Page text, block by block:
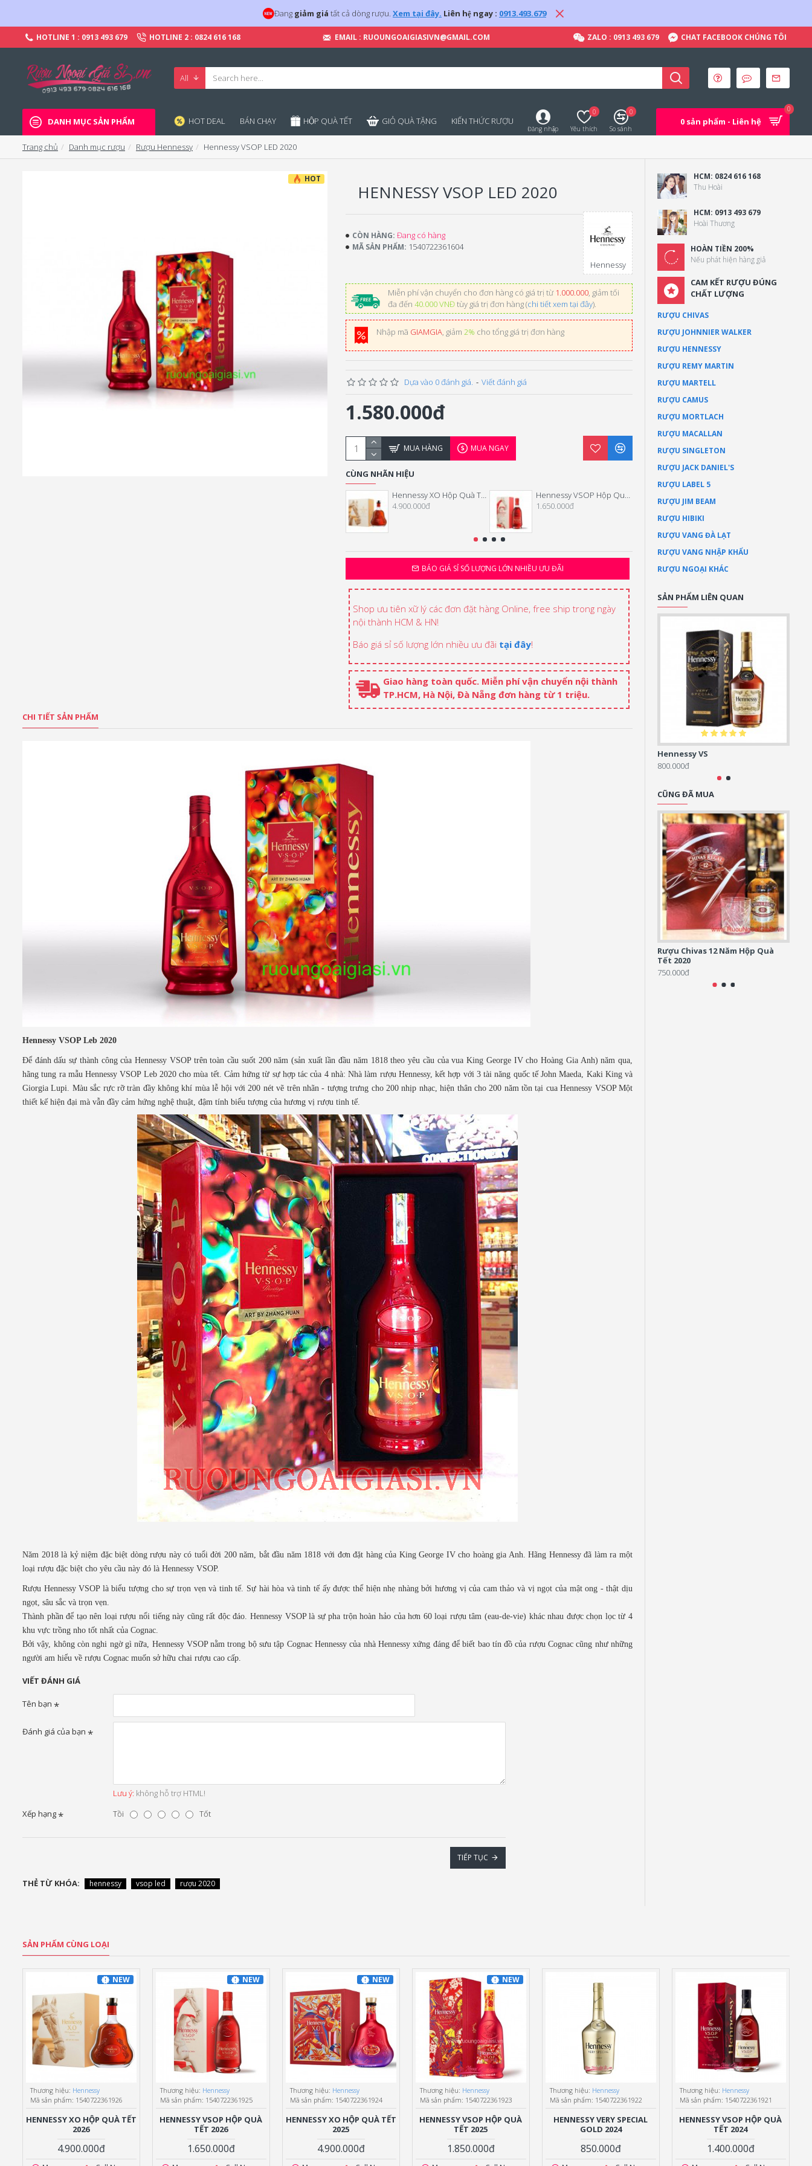
Đang giảm giá tất cả dòng rượu. Xem tại đây. Liên hệ ngay : 0913.493.679
HOTLINE 1 : 0913 493 679 HOTLINE 2 : 0824 616 168 EMAIL : RUOUNGOAIGIASIVN@GMAIL.COM ZALO : 0913 493 679 CHAT FACEBOOK CHÚNG TÔI
All
DANH MỤC SẢN PHẨM HOT DEAL BÁN CHẠY HỘP QUÀ TẾT GIỎ QUÀ TẶNG KIẾN THỨC RƯỢU
Đăng nhập Yêu thích
0
So sánh
0
0 sản phẩm - Liên hệ
0
Trang chủ Danh mục rượu Rượu Hennessy Hennessy VSOP LED 2020
HOT
HENNESSY VSOP LED 2020
Miễn phí vận chuyển cho đơn hàng có giá trị từ 1.000.000, giảm tối
đa đến 40.000 VNĐtùy giá trị đơn hàng (chi tiết xem tại đây).
Nhập mã GIAMGIA, giảm 2% cho tổng giá trị đơn hàng
CÒN HÀNG: Đang có hàng
MÃ SẢN PHẨM: 1540722361604
Hennessy
Dựa vào 0 đánh giá. - Viết đánh giá
1.580.000đ
MUA HÀNG MUA NGAY
BÁO GIÁ SỈ SỐ LƯỢNG LỚN NHIỀU ƯU ĐÃI
CÙNG NHÃN HIỆU
Hennessy XO Hộp Quà Tết 2026
4.900.000đ
Hennessy VSOP Hộp Quà Tết 2026
1.650.000đ
4.900.000đ
Shop ưu tiên xữ lý các đơn đặt hàng Online, free ship trong ngày
nội thành HCM & HN!
Báo giá sỉ số lượng lớn nhiều ưu đãi tại đây!
Giao hàng toàn quốc. Miễn phí vận chuyển nội thành
TP.HCM, Hà Nội, Đà Nẵng đơn hàng từ 1 triệu.
CHI TIẾT SẢN PHẨM
Hennessy VSOP Leb 2020
Để đánh dấu sự thành công của Hennessy VSOP trên toàn cầu suốt 200 năm (sản xuất lần đầu năm 1818 theo yêu cầu của vua King George IV cho Hoàng Gia Anh) năm qua,
hãng tung ra mẫu Hennessy VSOP Leb 2020 cho mùa tết. Cảm hứng từ sự hợp tác của 4 nhà: Nhà làm rượu Hennessy, kết hợp với 3 tài năng quốc tế John Maeda, Kaki King và
Giorgia Lupi. Màu sắc rực rỡ tràn đầy không khí mùa lễ hội với 200 nét vẽ trên nhãn - tượng trưng cho 200 nhịp nhạc, hiện thân cho 200 năm tồn tại cua Hennessy VSOP Một
thiết kế hiện đại mà vẫn đầy cảm hứng nghệ thuật, đậm tính biểu tượng của hương vị rượu tinh tế.
Năm 2018 là kỷ niệm đặc biệt dòng rượu này có tuổi đời 200 năm, bắt đầu năm 1818 với đơn đặt hàng của King George IV cho hoàng gia Anh. Hãng Hennessy đã làm ra một
loại rượu đặc biệt cho yêu cầu này đó là Hennessy VSOP.
Rượu Hennessy VSOP là biểu tượng cho sự trọn vẹn và tinh tế. Sự hài hòa và tinh tế ấy được thể hiện nhẹ nhàng bởi hương vị của cam thảo và vị ngọt của mật ong - thật dịu
ngọt, sâu sắc và trọn vẹn.
Thành phần để tạo nên loại rượu nổi tiếng này cũng rất độc đáo. Hennessy VSOP là sự pha trộn hoàn hảo của hơn 60 loại rượu tâm (eau-de-vie) khác nhau được chọn lọc từ 4
khu vực trồng nho tốt nhất của Cognac.
Bởi vậy, không còn nghi ngờ gì nữa, Hennessy VSOP nằm trong bộ sưu tập Cognac Hennessy của nhà Hennessy xứng đáng để biết bao tín đồ của rượu Cognac cũng như những
người am hiểu về rượu Cognac muốn sở hữu chai rượu cao cấp.
VIẾT ĐÁNH GIÁ
Tên bạn
Đánh giá của bạn
Lưu ý: không hỗ trợ HTML!
Xếp hạng
Tồi Tốt
TIẾP TỤC
THẺ TỪ KHÓA: hennessy vsop led rượu 2020
HCM: 0824 616 168
Thu Hoài
HCM: 0913 493 679
Hoài Thương
HOÀN TIỀN 200%
Nếu phát hiện hàng giả
CAM KẾT RƯỢU ĐÚNG
CHẤT LƯỢNG
RƯỢU CHIVAS
RƯỢU JOHNNIER WALKER
RƯỢU HENNESSY
RƯỢU REMY MARTIN
RƯỢU MARTELL
RƯỢU CAMUS
RƯỢU MORTLACH
RƯỢU MACALLAN
RƯỢU SINGLETON
RƯỢU JACK DANIEL'S
RƯỢU LABEL 5
RƯỢU JIM BEAM
RƯỢU HIBIKI
RƯỢU VANG ĐÀ LẠT
RƯỢU VANG NHẬP KHẨU
RƯỢU NGOẠI KHÁC
SẢN PHẨM LIÊN QUAN
Hennessy VS
800.000đ
CŨNG ĐÃ MUA
Rượu Chivas 12 Năm Hộp Quà
Tết 2020
750.000đ
SẢN PHẨM CÙNG LOẠI
NEW
Thương hiệu: Hennessy
Mã sản phẩm: 1540722361926
HENNESSY XO HỘP QUÀ TẾT
2026
4.900.000đ
NEW
Thương hiệu: Hennessy
Mã sản phẩm: 1540722361925
HENNESSY VSOP HỘP QUÀ
TẾT 2026
1.650.000đ
NEW
Thương hiệu: Hennessy
Mã sản phẩm: 1540722361924
HENNESSY XO HỘP QUÀ TẾT
2025
4.900.000đ
NEW
Thương hiệu: Hennessy
Mã sản phẩm: 1540722361923
HENNESSY VSOP HỘP QUÀ
TẾT 2025
1.850.000đ
Thương hiệu: Hennessy
Mã sản phẩm: 1540722361922
HENNESSY VERY SPECIAL
GOLD 2024
850.000đ
Thương hiệu: Hennessy
Mã sản phẩm: 1540722361921
HENNESSY VSOP HỘP QUÀ
TẾT 2024
1.400.000đ